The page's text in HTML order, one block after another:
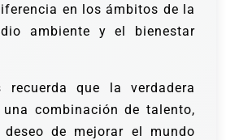
en los ámbitos de la
ambiente y el bienestar
que la verdadera
combinación de talento,
de mejorar el mundo